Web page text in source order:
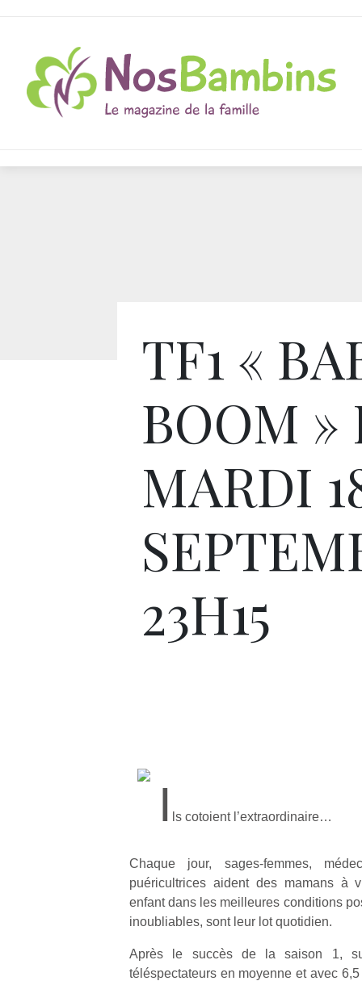
TF1 «
BOOM »
MARDI
23H15
I ls cotoient l’extraordinaire…
Chaque jour, sages-femmes,
puéricultrices aident des mamans à
enfant dans les meilleures conditions
inoubliables, sont leur lot quotidien.
Après le succès de la saison 1,
téléspectateurs en moyenne et avec